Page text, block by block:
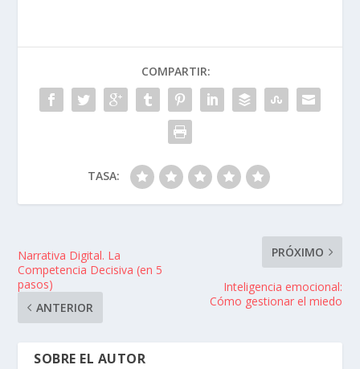
COMPARTIR:
TASA:
Narrativa Digital. La
Competencia Decisiva (en 5
pasos)
ANTERIOR
PRÓXIMO
Inteligencia emocional:
Cómo gestionar el miedo
SOBRE EL AUTOR